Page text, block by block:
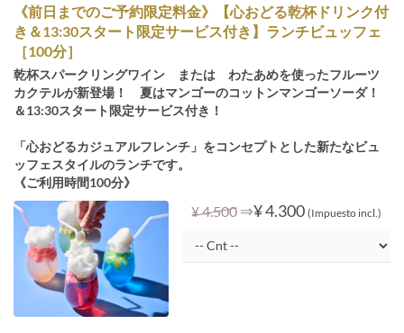
《前日までのご予約限定料金》【心おどる乾杯ドリンク付
き＆13:30スタート限定サービス付き】ランチビュッフェ
［100分］
乾杯スパークリングワイン または わたあめを使ったフルーツ
カクテルが新登場！ 夏はマンゴーのコットンマンゴーソーダ！
＆13:30スタート限定サービス付き！
「心おどるカジュアルフレンチ」をコンセプトとした新たなビュ
ッフェスタイルのランチです。
《ご利用時間100分》
¥ 4.500 ⇒¥ 4.300 (Impuesto incl.)